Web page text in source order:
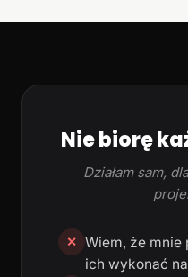
Nie biorę
Działam sam,
✕ Wiem, że mnie
ich wykonać